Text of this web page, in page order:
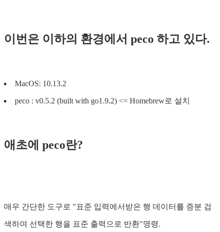
이번은 이하의 환경에서 peco 하고 있다.
MacOS: 10.13.2
peco : v0.5.2 (built with go1.9.2) <= Homebrew로 설치
애초에 peco란?
매우 간단한 도구로 "표준 입력에서받은 행 데이터를 증분 검
색하여 선택한 행을 표준 출력으로 반환"명령.